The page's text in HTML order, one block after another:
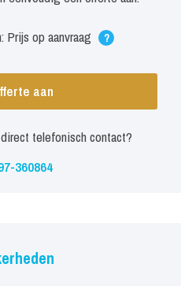
op aanvraag ?
aan
telefonisch contact?
360864